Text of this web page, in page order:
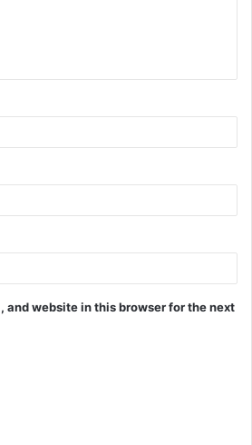
and website in this browser for the next